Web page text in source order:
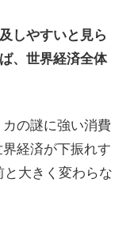
しやすいと見ら
、世界経済全体
の謎に強い消費
経済が下振れす
と大きく変わらな